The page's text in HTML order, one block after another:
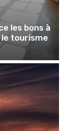
les bons à
le tourisme